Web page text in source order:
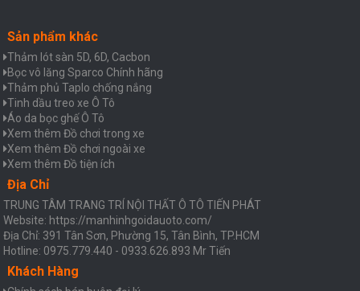
Sản phẩm khác
Thảm lót sàn 5D, 6D, Cacbon
Bọc vô lăng Sparco Chính hãng
Thảm phủ Taplo chống nắng
Tinh dầu treo xe Ô Tô
Áo da bọc ghế Ô Tô
Xem thêm Đồ chơi trong xe
Xem thêm Đồ chơi ngoài xe
Xem thêm Đồ tiện ích
Địa Chỉ
TRUNG TÂM TRANG TRÍ NỘI THẤT Ô TÔ TIẾN PHÁT
Website: https://manhinhgoidauoto.com/
Địa Chỉ: 391 Tân Sơn, Phường 15, Tân Bình, TP.HCM
Hotline: 0975.779.440 - 0933.626.893 Mr Tiến
Khách Hàng